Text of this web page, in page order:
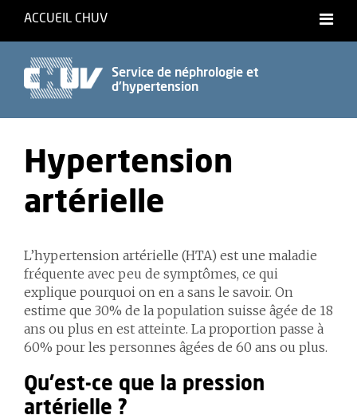
ACCUEIL CHUV
Service de néphrologie et
d'hypertension
Hypertension
artérielle
L’hypertension artérielle (HTA) est une maladie
fréquente avec peu de symptômes, ce qui
explique pourquoi on en a sans le savoir. On
estime que 30% de la population suisse âgée de 18
ans ou plus en est atteinte. La proportion passe à
60% pour les personnes âgées de 60 ans ou plus.
Qu'est-ce que la pression
artérielle ?